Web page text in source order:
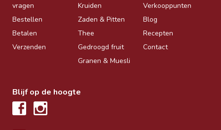
vragen
Bestellen
Betalen
Verzenden
Kruiden
Zaden & Pitten
Thee
Gedroogd fruit
Granen & Muesli
Verkooppunten
Blog
Recepten
Contact
Blijf op de hoogte